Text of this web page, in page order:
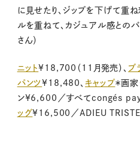
に見せたり、ジップを下げて重
ルを重ねて、カジュアル感とのバ
さん）
ニット¥18,700（11月発売）、 ブ
パンツ¥18,480、キャップ＊画
ン¥6,600／すべてcongés
ッグ¥16,500／ADIEU